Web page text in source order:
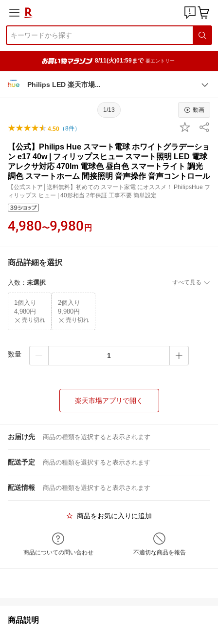
8/11(火)01:59まで 要エントリー
Philips LED 楽天市場
1/13 動画
4.50 （8件）
【公式】Philips Hue スマート電球 ホワイトグラデーショ
ン e17 40w | フィリップスヒュー スマート照明 LED 電球
アレクサ対応 470lm 電球色 昼白色 スマートライト 調光
調色 スマートホーム 間接照明 音声操作 音声コントロール
【公式ストア│送料無料】初めての スマート家電 にオススメ！ PhilipsHue フ
ィリップス ヒュー | 40形相当 2年保証 工事不要 簡単設定
4,980〜9,980 円
商品詳細を選択
入数 ： 未選択 すべて見る
1個入り
4,980円
売り切れ
2個入り
9,980円
売り切れ
数量
楽天市場アプリで開く
お届け先 商品の種類を選択すると表示されます
配送予定 商品の種類を選択すると表示されます
配送情報 商品の種類を選択すると表示されます
商品をお気に入りに追加
商品についての問い合わせ 不適切な商品を報告
商品説明